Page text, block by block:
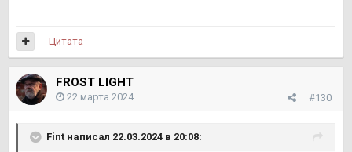
Цитата
FROST LIGHT
#130
22 марта 2024
Fint написал 22.03.2024 в 20:08: